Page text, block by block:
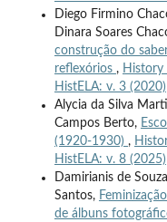
Diego Firmino
Dinara Soares
construção do
reflexórios , History
HistELA: v. 3 (2020)
Alycia da Silva
Campos Berto,
(1920-1930) ,
HistELA: v. 8 (2025)
Damirianis de
Santos,
de álbuns